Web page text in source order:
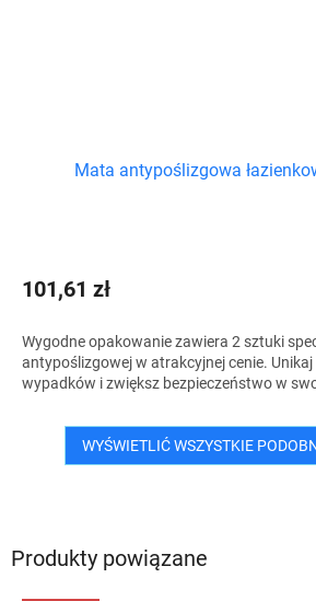
Produkty powiązane
Mata antypoślizgowa
101,61 zł
Wygodne opakowanie zawiera 2 sztuki
antypoślizgowej w atrakcyjnej cenie. Unikaj
wypadków i zwiększ bezpieczeństwo w
WYŚWIETLIĆ WSZYSTKIE